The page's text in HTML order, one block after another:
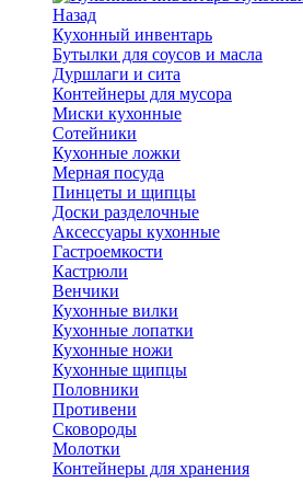
Назад
Кухонный инвентарь
Бутылки для соусов и масла
Дуршлаги и сита
Контейнеры для мусора
Миски кухонные
Сотейники
Кухонные ложки
Мерная посуда
Пинцеты и щипцы
Доски разделочные
Аксессуары кухонные
Гастроемкости
Кастрюли
Венчики
Кухонные вилки
Кухонные лопатки
Кухонные ножи
Кухонные щипцы
Половники
Противени
Сковороды
Молотки
Контейнеры для хранения